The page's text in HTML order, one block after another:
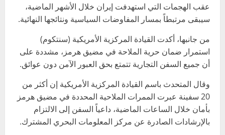
عقب الهجمات التي استهدفت إيران خلال الأشهر الماضية،
سيبقى مرتبطاً بمسار المفاوضات السياسية ونتائجها النهائية.
من جانبها، أكدت القيادة المركزية الأمريكية (سنتكوم)
استمرار ضمان حرية الملاحة في مضيق هرمز، مشددة على
أن جميع السفن التجارية تتمتع بحق العبور الآمن دون عوائق.
وقال المتحدث باسم القيادة المركزية الأمريكية إن أكثر من
20 سفينة عبرت الممرات الملاحية المحددة في مضيق هرمز
بأمان خلال الساعات الماضية، داعياً السفن إلى الالتزام
بالإرشادات الصادرة عن مركز المعلومات البحري المشترك.